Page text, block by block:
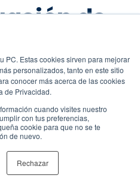
PC. Estas cookies sirven para mejorar
personalizados, tanto en este sitio
conocer más acerca de las cookies
de Privacidad.
cuando visites nuestro
con tus preferencias,
cookie para que no se te
de nuevo.
Rechazar
de
de
persona de tu
por qué un prospecto